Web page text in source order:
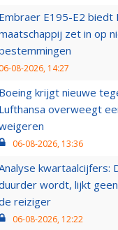
Embraer E195-E2 biedt
zet in op
06-08-2026, 14:27
Boeing krijgt nieuwe
Lufthansa overweegt
06-08-2026, 13:36
kwartaalcijfers:
wordt, lijkt
reiziger
06-08-2026, 12:22